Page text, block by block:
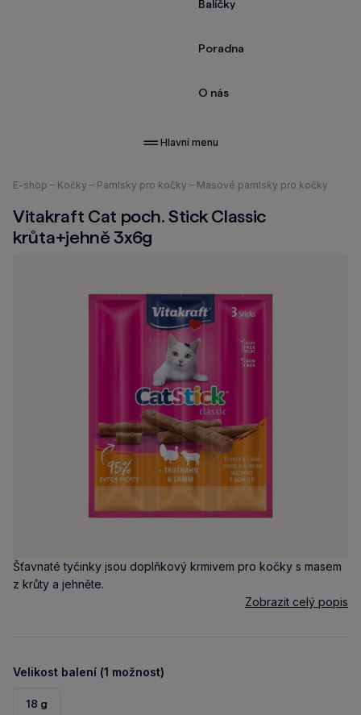
Balíčky
Poradna
O nás
Hlavní menu
Nacházíte
zde:
E-shop Kočky Pamlsky pro kočky Masové pamlsky pro kočky
Vitakraft Cat poch. Stick Classic
krůta+jehně 3x6g
Šťavnaté tyčinky jsou doplňkový krmivem pro kočky s masem
z krůty a jehněte.
Zobrazit celý popis
Velikost balení (1 možnost)
18 g